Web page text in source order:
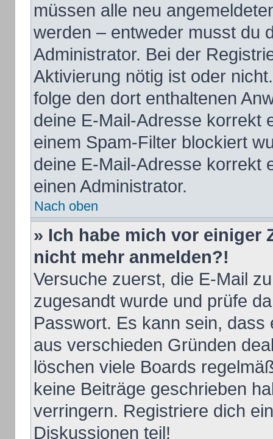
müssen alle neu
werden – entweder musst du
Administrator. Bei der
Aktivierung nötig ist oder
folge den dort enthaltenen
deine E-Mail-Adresse korrekt
einem Spam-Filter blockiert
deine E-Mail-Adresse korrekt
einen Administrator.
Nach oben
» Ich habe mich vor einiger
nicht mehr anmelden?!
Versuche zuerst, die E-Mail
zugesandt wurde und prüfe
Passwort. Es kann sein,
aus verschieden Gründen
löschen viele Boards
keine Beiträge geschrieben
verringern. Registriere dich
Diskussionen teil!